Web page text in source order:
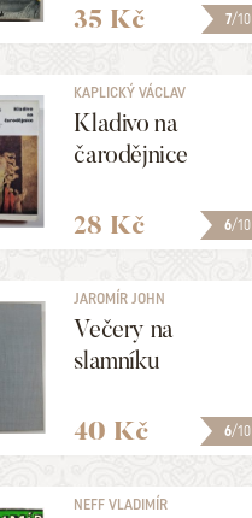
7/10
35 Kč
6/10
KAPLICKÝ VÁCLAV
Kladivo na
čarodějnice
28 Kč
6/10
JAROMÍR JOHN
[=MARKALOUS BOHUMIL]
Večery na
slamníku
40 Kč
NEFF VLADIMÍR